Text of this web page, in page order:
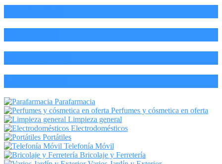
Parafarmacia
Perfumes y cósmetica en oferta
Limpieza general
Electrodomésticos
Portátiles
Telefonía Móvil
Bricolaje y Ferretería